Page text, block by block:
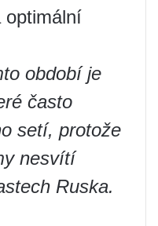
optimální
období je
často
setí, protože
nesvítí
Ruska.